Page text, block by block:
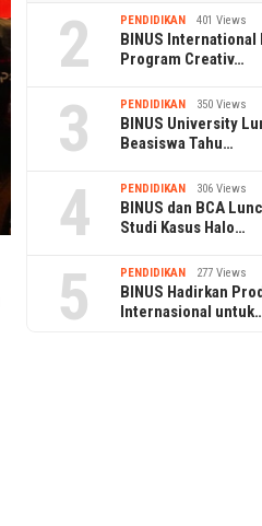
2 PENDIDIKAN 401 Views
BINUS International
Program Creativ…
3 PENDIDIKAN 350 Views
BINUS University
Beasiswa Tahu…
4 PENDIDIKAN 306 Views
BINUS dan BCA
Studi Kasus Halo…
5 PENDIDIKAN 277 Views
BINUS Hadirkan
Internasional